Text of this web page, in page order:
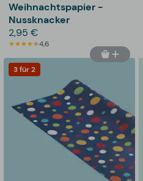
Weihnachtspapier -
Nussknacker
2,95 €
4,6
3 für 2